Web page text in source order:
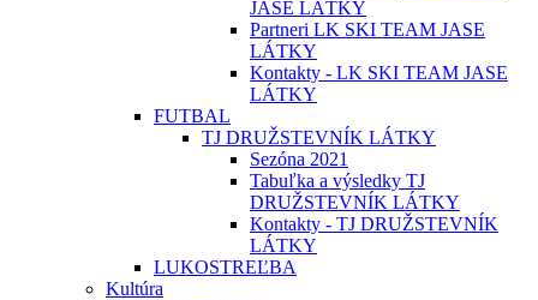
JASE LÁTKY
Partneri LK SKI TEAM JASE
LÁTKY
Kontakty - LK SKI TEAM JASE
LÁTKY
FUTBAL
TJ DRUŽSTEVNÍK LÁTKY
Sezóna 2021
Tabuľka a výsledky TJ
DRUŽSTEVNÍK LÁTKY
Kontakty - TJ DRUŽSTEVNÍK
LÁTKY
LUKOSTREĽBA
Kultúra